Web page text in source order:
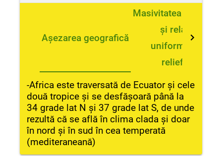
Așezarea geografică
Masivitatea
și relativa
uniformitate a
reliefului
-Africa este traversată de Ecuator și cele
două tropice și se desfășoară până la
34 grade lat N și 37 grade lat S, de unde
rezultă că se află în clima clada și doar
în nord și în sud în cea temperată
(mediteraneană)